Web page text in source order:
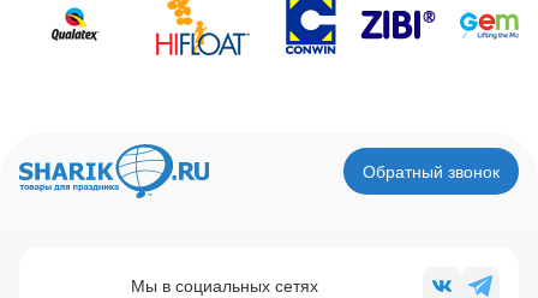
Обратный звонок
Мы в социальных сетях